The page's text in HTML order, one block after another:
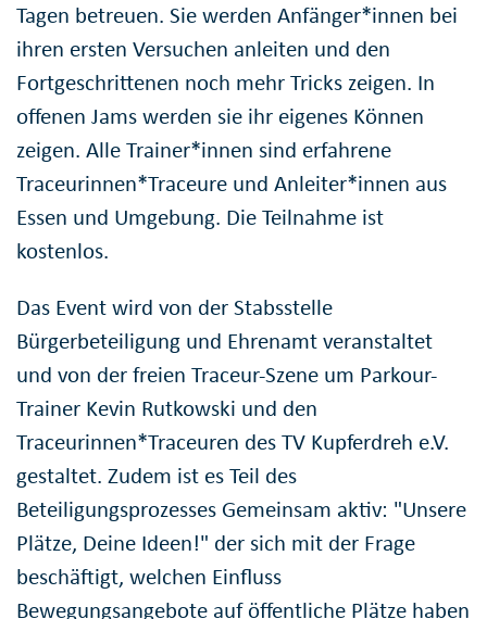
Tagen betreuen. Sie werden Anfänger*innen bei
ihren ersten Versuchen anleiten und den
Fortgeschrittenen noch mehr Tricks zeigen. In
offenen Jams werden sie ihr eigenes Können
zeigen. Alle Trainer*innen sind erfahrene
Traceurinnen*Traceure und Anleiter*innen aus
Essen und Umgebung. Die Teilnahme ist
kostenlos.
Das Event wird von der Stabsstelle
Bürgerbeteiligung und Ehrenamt veranstaltet
und von der freien Traceur-Szene um Parkour-
Trainer Kevin Rutkowski und den
Traceurinnen*Traceuren des TV Kupferdreh e.V.
gestaltet. Zudem ist es Teil des
Beteiligungsprozesses Gemeinsam aktiv: "Unsere
Plätze, Deine Ideen!" der sich mit der Frage
beschäftigt, welchen Einfluss
Bewegungsangebote auf öffentliche Plätze haben